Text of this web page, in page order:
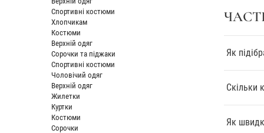
Спортивні костюми
Хлопчикам
Костюми
Верхній одяг
Сорочки та піджаки
Спортивні костюми
Чоловічий одяг
Верхній одяг
Жилетки
Куртки
Костюми
Сорочки
дублянку.
Як
Скільки
Як